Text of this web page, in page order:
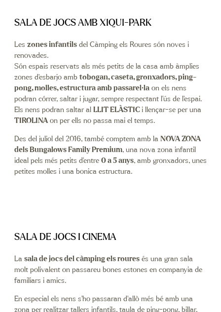
SALA DE JOCS AMB XIQUI-PARK
Les zones infantils del Càmping els Roures són noves i
renovades.
Són espais reservats als més petits de la casa amb àmplies
zones d’esbarjo amb tobogan, caseta, gronxadors, ping-
pong, molles, estructura amb passarel·la on els nens
podran córrer, saltar i jugar, sempre respectant l’ús de l’espai.
Els nens podran saltar al LLIT ELÀSTIC i llençar-se per una
TIROLINA on per ells no passa mai el temps.
Des del juliol del 2016, també comptem amb la NOVA ZONA
dels Bungalows Family Premium, una nova zona infantil
ideal pels més petits d’entre 0 a 5 anys, amb gronxadors, unes
petites molles i una bonica estructura.
SALA DE JOCS I CINEMA
La sala de jocs del càmping els roures és una gran sala
molt polivalent on passareu bones estones en companyia de
familiars i amics.
En especial els nens s’ho passaran d’allò més bé amb una
zona per realitzar tallers infantils, taula de ping-pong, billar,